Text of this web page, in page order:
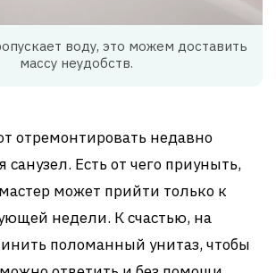
воду, это можем доставить
массу неудобств.
отремонтировать недавно
Есть от чего приуныть,
может прийти только к
недели. К счастью, на
поломанный унитаз, чтобы